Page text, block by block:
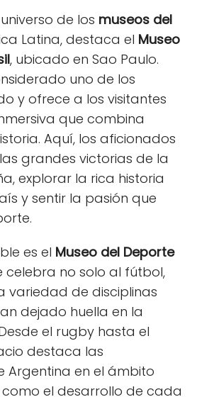
de los museos del
Latina, destaca el Museo
, ubicado en Sao Paulo.
uno de los
y ofrece a los visitantes
que combina
Aquí, los aficionados
grandes victorias de la
explorar la rica historia
y sentir la pasión que
es el Museo del Deporte
celebra no solo al fútbol,
variedad de disciplinas
dejado huella en la
el rugby hasta el
destaca las
Argentina en el ámbito
el desarrollo de cada